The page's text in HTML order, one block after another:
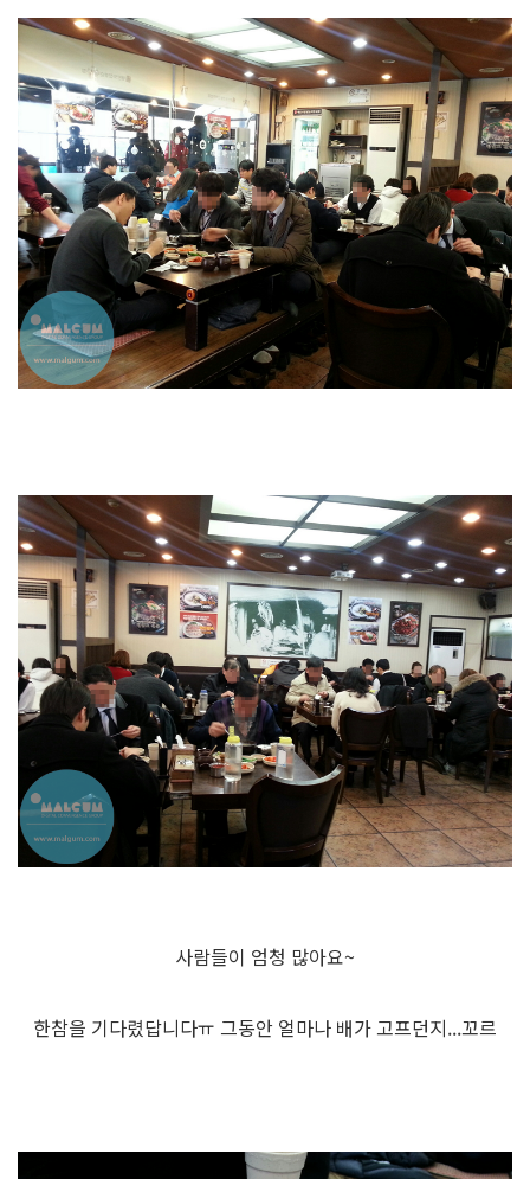
사람들이 엄청 많아요~
한참을 기다렸답니다ㅠ 그동안 얼마나 배가 고프던지...꼬르